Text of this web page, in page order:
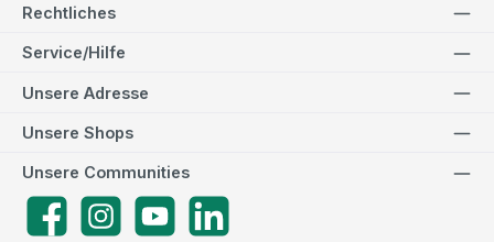
Rechtliches
Service/Hilfe
Unsere Adresse
Unsere Communities
FacebookInstagramYouTube
Unsere Shops